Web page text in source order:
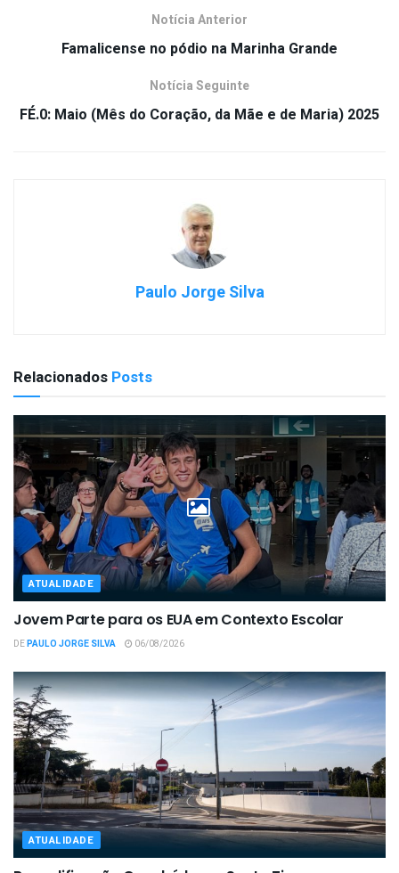
Notícia Anterior
Famalicense no pódio na Marinha Grande
Notícia Seguinte
FÉ.0: Maio (Mês do Coração, da Mãe e de Maria) 2025
Paulo Jorge Silva
Relacionados Posts
ATUALIDADE
Jovem Parte para os EUA em Contexto Escolar
DEPAULO JORGE SILVA 06/08/2026
ATUALIDADE